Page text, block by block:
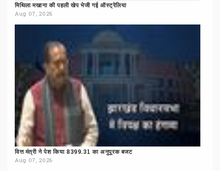
मिथिला मखाना की पहली खेप भेजी गई ऑस्ट्रेलिया
Aug 07, 2026
वित्त मंत्री ने पेश किया 8399.31 का अनुपूरक बजट
Aug 07, 2026